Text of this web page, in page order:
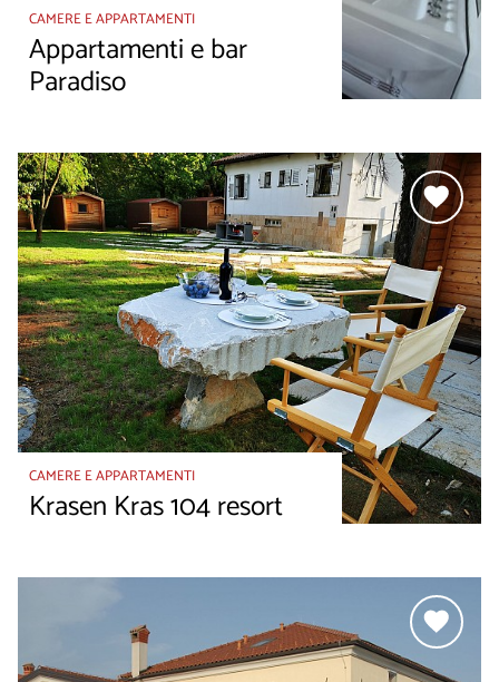
CAMERE E APPARTAMENTI
Appartamenti e bar
Paradiso
CAMERE E APPARTAMENTI
Krasen Kras 104 resort